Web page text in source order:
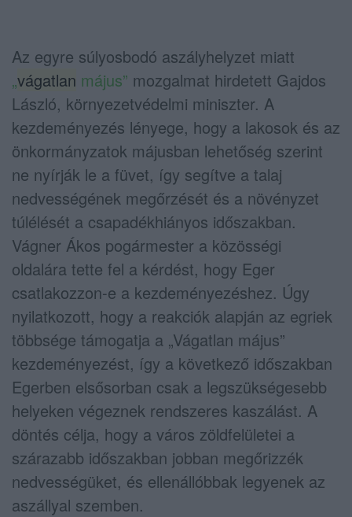
Az egyre súlyosbodó aszályhelyzet miatt
„vágatlan május” mozgalmat hirdetett Gajdos
László, környezetvédelmi miniszter. A
kezdeményezés lényege, hogy a lakosok és az
önkormányzatok májusban lehetőség szerint
ne nyírják le a füvet, így segítve a talaj
nedvességének megőrzését és a növényzet
túlélését a csapadékhiányos időszakban.
Vágner Ákos pogármester a közösségi
oldalára tette fel a kérdést, hogy Eger
csatlakozzon-e a kezdeményezéshez. Úgy
nyilatkozott, hogy a reakciók alapján az egriek
többsége támogatja a „Vágatlan május”
kezdeményezést, így a következő időszakban
Egerben elsősorban csak a legszükségesebb
helyeken végeznek rendszeres kaszálást. A
döntés célja, hogy a város zöldfelületei a
szárazabb időszakban jobban megőrizzék
nedvességüket, és ellenállóbbak legyenek az
aszállyal szemben.